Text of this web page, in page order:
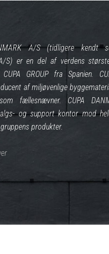
A/S (tidligere kendt
S) er en del af verdens
CUPA GROUP fra Spanien.
af miljøvenlige
fællesnævner. CUPA
og support kontor mod
produkter.